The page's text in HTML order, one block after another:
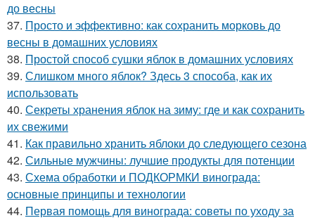
до весны
37. Просто и эффективно: как сохранить морковь до
весны в домашних условиях
38. Простой способ сушки яблок в домашних условиях
39. Слишком много яблок? Здесь 3 способа, как их
использовать
40. Секреты хранения яблок на зиму: где и как сохранить
их свежими
41. Как правильно хранить яблоки до следующего сезона
42. Сильные мужчины: лучшие продукты для потенции
43. Схема обработки и ПОДКОРМКИ винограда:
основные принципы и технологии
44. Первая помощь для винограда: советы по уходу за